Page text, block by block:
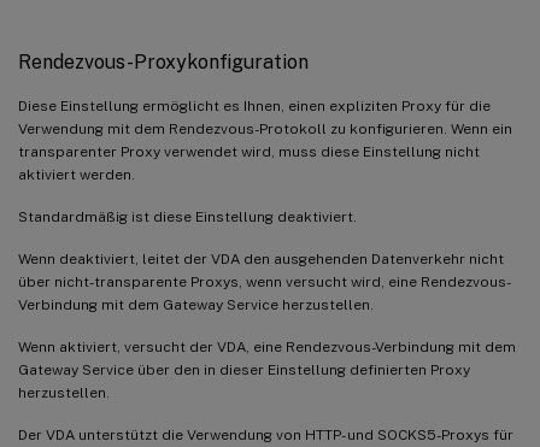
Rendezvous-Proxykonfiguration
Diese Einstellung ermöglicht es Ihnen, einen expliziten Proxy für die
Verwendung mit dem Rendezvous-Protokoll zu konfigurieren. Wenn ein
transparenter Proxy verwendet wird, muss diese Einstellung nicht
aktiviert werden.
Standardmäßig ist diese Einstellung deaktiviert.
Wenn deaktiviert, leitet der VDA den ausgehenden Datenverkehr nicht
über nicht-transparente Proxys, wenn versucht wird, eine Rendezvous-
Verbindung mit dem Gateway Service herzustellen.
Wenn aktiviert, versucht der VDA, eine Rendezvous-Verbindung mit dem
Gateway Service über den in dieser Einstellung definierten Proxy
herzustellen.
Der VDA unterstützt die Verwendung von HTTP- und SOCKS5-Proxys für